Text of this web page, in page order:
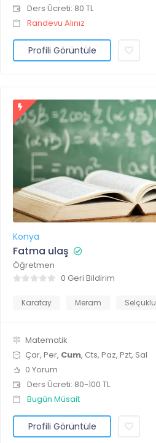
Ders Ücreti: 80 TL
Randevu Alınız
Profili Görüntüle
Konya
Fatma ulaş
Öğretmen
0 Geri Bildirim
Karatay Meram Selçuklu
Matematik
Çar, Per, Cum, Cts, Paz, Pzt, Sal
0 Yorum
Ders Ücreti: 80-100 TL
Bugün Müsait
Profili Görüntüle